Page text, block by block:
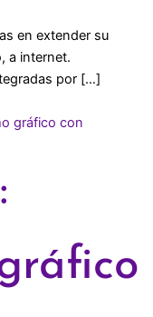
en extender su
a internet.
por […]